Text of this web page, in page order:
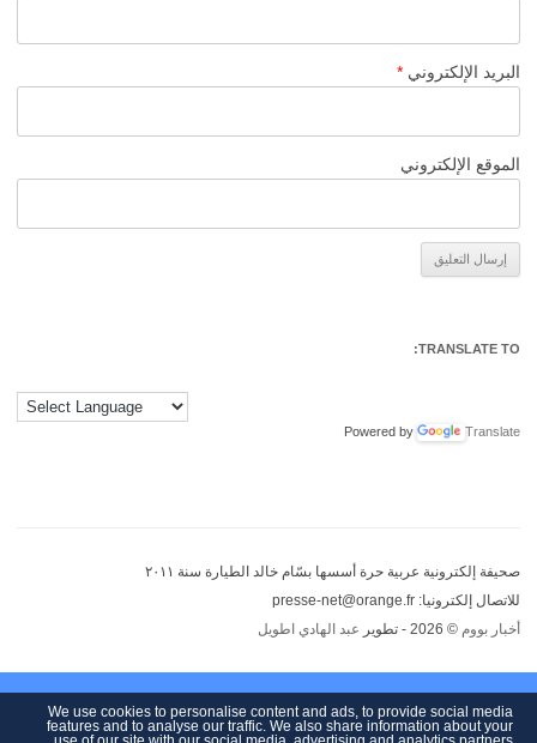
البريد الإلكتروني *
الموقع الإلكتروني
TRANSLATE TO:
Powered by Translate
صحيفة إلكترونية عربية حرة أسسها بسّام خالد الطيارة سنة ٢٠١١
للاتصال إلكترونيا: presse-net@orange.fr
أخبار بووم © 2026 - تطوير عبد الهادي اطويل
We use cookies to personalise content and ads, to provide social media
features and to analyse our traffic. We also share information about your